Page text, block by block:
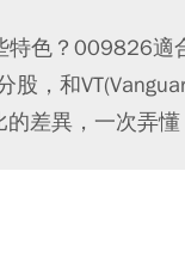
色？009826適
股，和
的差異，一次弄懂